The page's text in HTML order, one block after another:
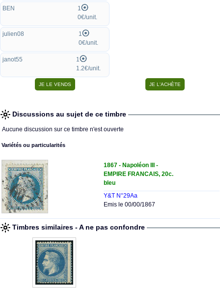
BEN
1
0€/unit.
julien08
1
0€/unit.
janot55
1
1.2€/unit.
Discussions au sujet de ce timbre
Aucune discussion sur ce timbre n'est ouverte
Variétés ou particularités
1867 - Napoléon III -
EMPIRE FRANCAIS, 20c.
bleu
Y&T N°29Aa
Emis le 00/00/1867
Timbres similaires - A ne pas confondre